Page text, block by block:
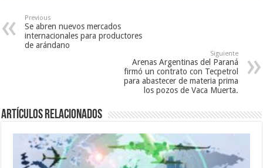
Previous
Se abren nuevos mercados
internacionales para productores
de arándano
Siguiente
Arenas Argentinas del Paraná
firmó un contrato con Tecpetrol
para abastecer de materia prima
los pozos de Vaca Muerta.
Artículos relacionados